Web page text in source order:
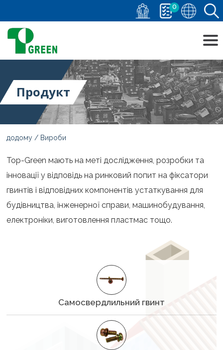
0
Продукт
додому Вироби
Top-Green мають на меті дослідження, розробки та
інновації у відповідь на ринковий попит на фіксатори
гвинтів і відповідних компонентів устаткування для
будівництва, інженерної справи, машинобудування,
електроніки, виготовлення пластмас тощо.
Самосвердлильний гвинт